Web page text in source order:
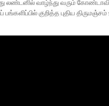
லண்டனில் வாழ்ந்து வரும்
பங்களிப்பில் குறித்த புதிய